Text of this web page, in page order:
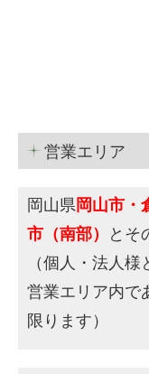
営業エリア
岡山県岡山市・
市（南部）
とそ
（個人・法人
営業エリア内で
限ります）